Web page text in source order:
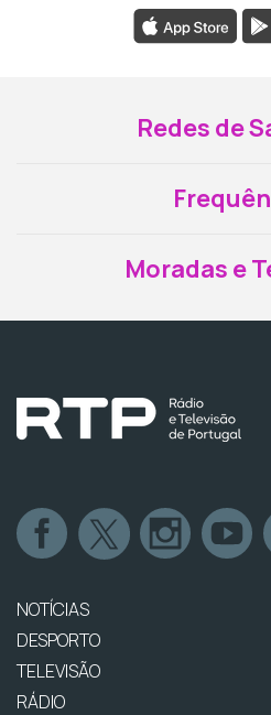
Redes de
Moradas e
NOTÍCIAS
DESPORTO
TELEVISÃO
RÁDIO